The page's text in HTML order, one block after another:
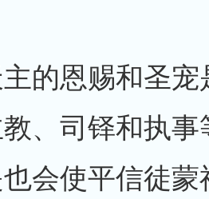
的恩赐和圣宠
、司铎和执事
会使平信徒蒙